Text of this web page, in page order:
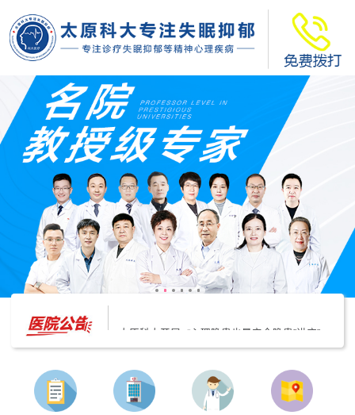
太原科大开展--“心理隐患也是安全隐患”讲座”